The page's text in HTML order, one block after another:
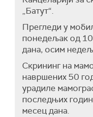
„Батут“.
Прегледи у
понедељак од
дана, осим
Скрининг на
навршених 50
урадиле
последњих
месец дана.